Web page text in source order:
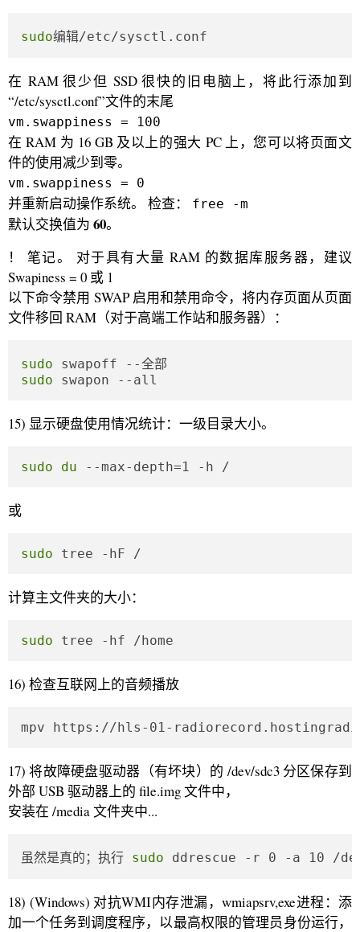
sudo编辑/etc/sysctl.conf
在 RAM 很少但 SSD 很快的旧电脑上，将此行添加到
“/etc/sysctl.conf”文件的末尾
vm.swappiness = 100
在 RAM 为 16 GB 及以上的强大 PC 上，您可以将页面文
件的使用减少到零。
vm.swappiness = 0
并重新启动操作系统。 检查： free -m
默认交换值为 60。
！ 笔记。 对于具有大量 RAM 的数据库服务器，建议
Swapiness = 0 或 1
以下命令禁用 SWAP 启用和禁用命令，将内存页面从页面
文件移回 RAM（对于高端工作站和服务器）：
sudo
sudo swapon --all
15) 显示硬盘使用情况统计：一级目录大小。
sudo du --max-depth=1 -h /
或
sudo tree -hF /
计算主文件夹的大小：
sudo tree -hf /home
16) 检查互联网上的音频播放
mpv https://hls-01-
17) 将故障硬盘驱动器（有坏块）的 /dev/sdc3 分区保存到
外部 USB 驱动器上的 file.img 文件中，
安装在 /media 文件夹中...
虽然是真的；执行 sudo ddrescue -r 0 -a 10 /
18) (Windows) 对抗WMI内存泄漏，wmiapsrv,exe进程：添
加一个任务到调度程序，以最高权限的管理员身份运行，